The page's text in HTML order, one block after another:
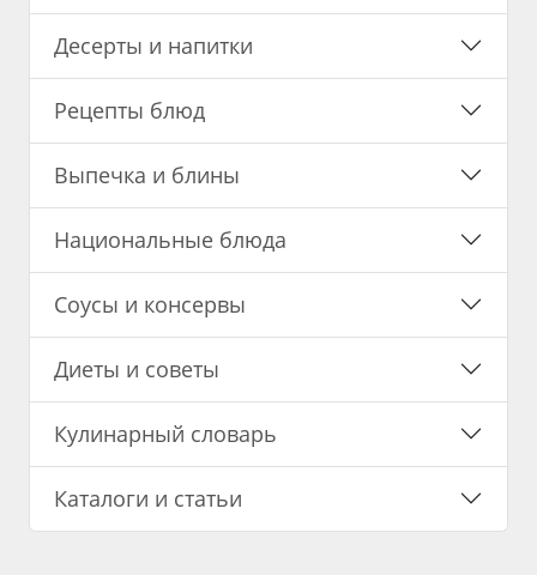
Десерты и напитки
Рецепты блюд
Выпечка и блины
Национальные блюда
Соусы и консервы
Диеты и советы
Кулинарный словарь
Каталоги и статьи